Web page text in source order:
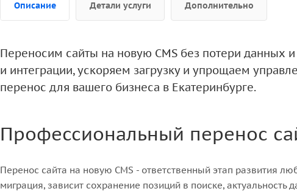
Описание Детали услуги Дополнительно
Переносим сайты на новую CMS без потери данных
и интеграции, ускоряем загрузку и упрощаем
перенос для вашего бизнеса в Екатеринбурге.
Профессиональный перенос
Перенос сайта на новую CMS - ответственный этап развития
миграция, зависит сохранение позиций в поиске,